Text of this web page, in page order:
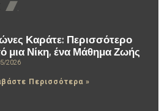
Καράτε: Περισσότερο
μια Νίκη, ένα Μάθημα Ζωής
2026
Περισσότερα »